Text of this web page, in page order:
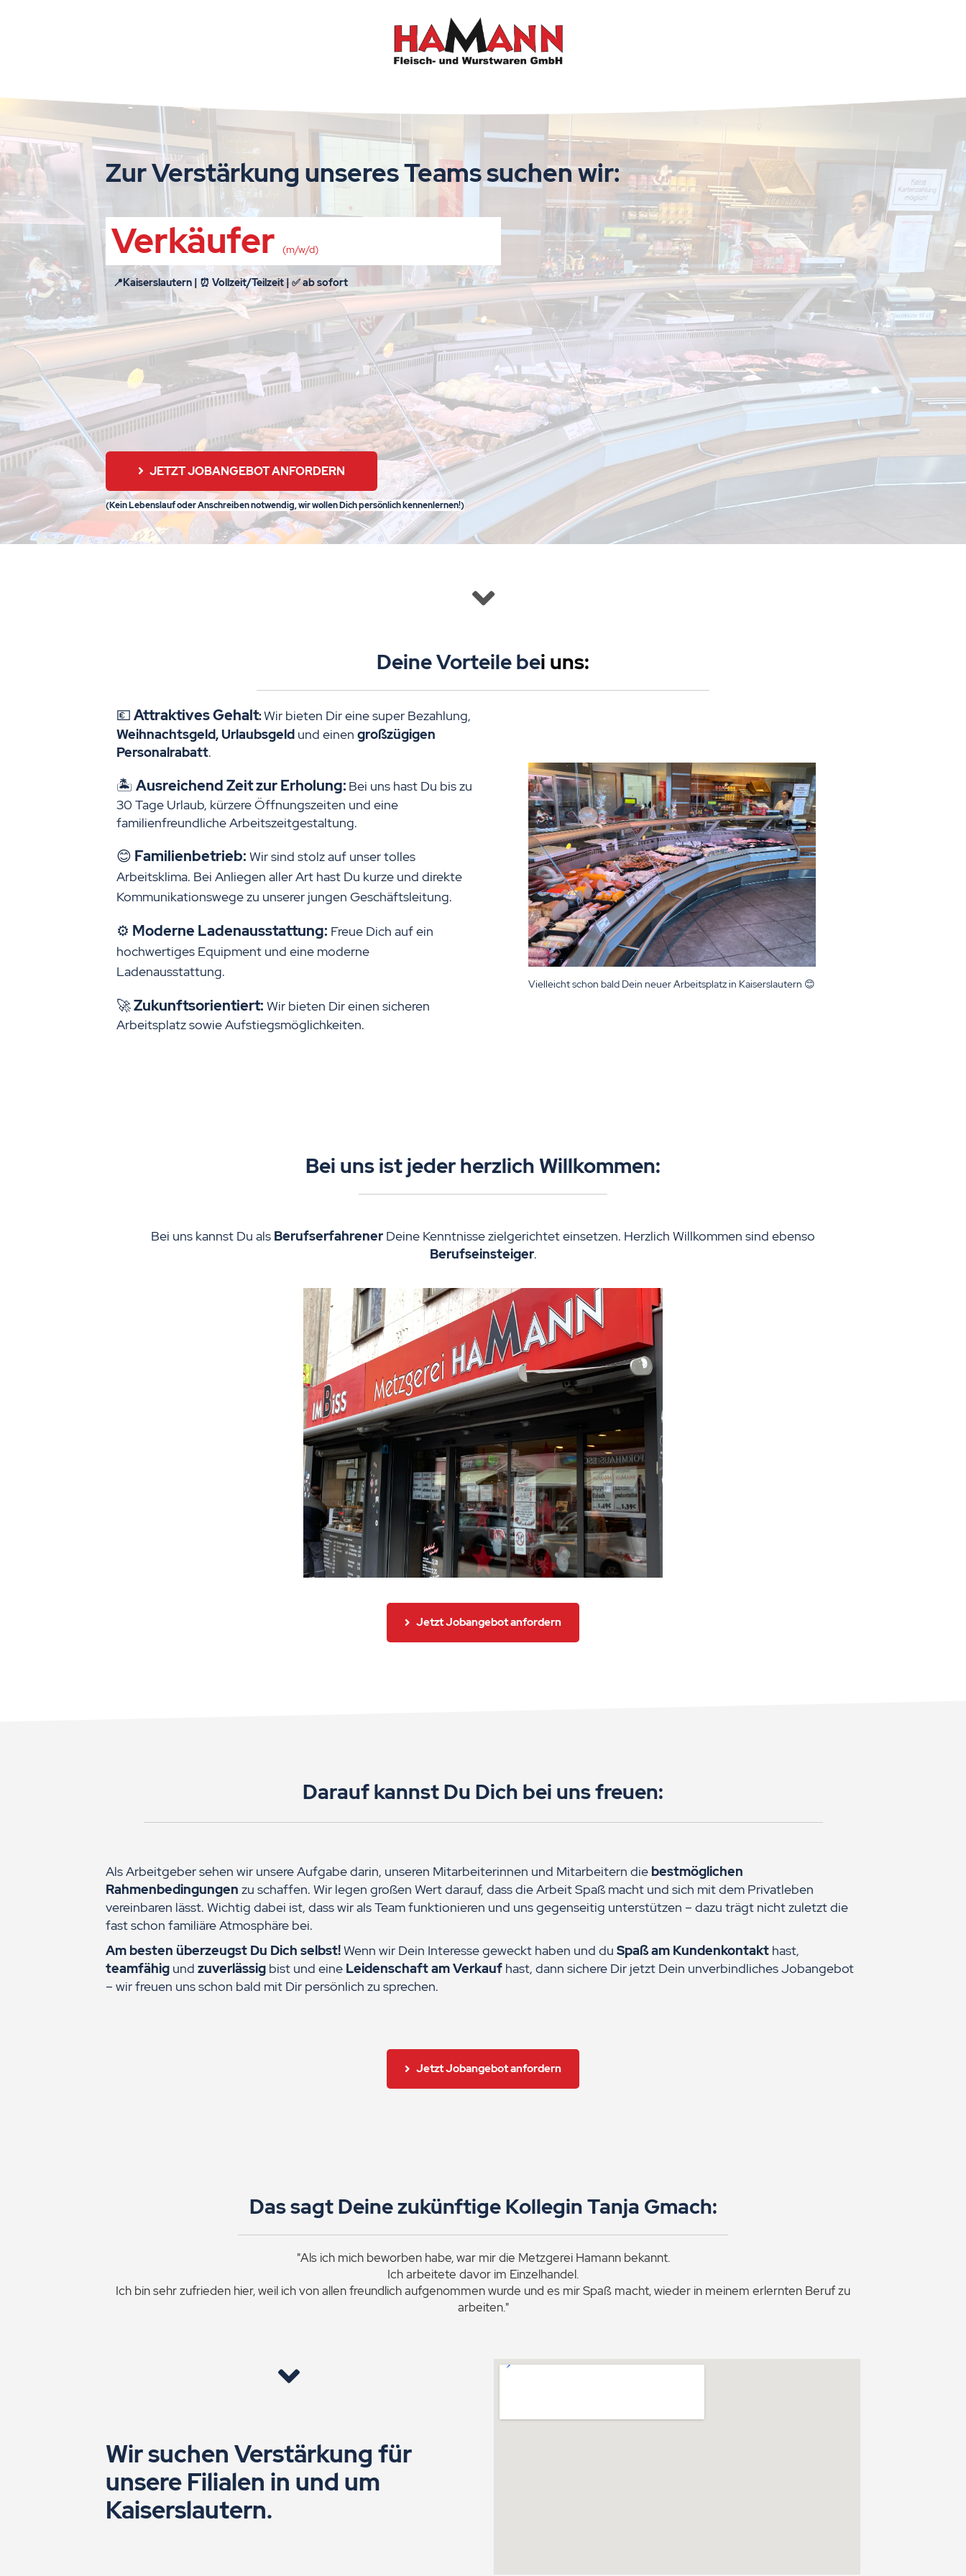
Zur Verstärkung unseres Teams suchen wir:
Verkäufer (m/w/d)
📍Kaiserslautern | ⏰ Vollzeit/Teilzeit | ✅ ab sofort
JETZT JOBANGEBOT ANFORDERN
(Kein Lebenslauf oder Anschreiben notwendig, wir wollen Dich persönlich kennenlernen!)
Deine Vorteile bei uns:
💶Attraktives Gehalt:Wir bieten Dir eine super Bezahlung,
Weihnachtsgeld, Urlaubsgeld und einen großzügigen
Personalrabatt.
🏝 Ausreichend Zeit zur Erholung: Bei uns hast Du bis zu
30 Tage Urlaub, kürzere Öffnungszeiten und eine
familienfreundliche Arbeitszeitgestaltung.
😊 Familienbetrieb: Wir sind stolz auf unser tolles
Arbeitsklima. Bei Anliegen aller Art hast Du kurze und direkte
Kommunikationswege zu unserer jungen Geschäftsleitung.
⚙️ Moderne Ladenausstattung: Freue Dich auf ein
hochwertiges Equipment und eine moderne
Ladenausstattung.
🚀Zukunftsorientiert: Wir bieten Dir einen sicheren
Arbeitsplatz sowie Aufstiegsmöglichkeiten.
Vielleicht schon bald Dein neuer Arbeitsplatz in Kaiserslautern 😊
Bei uns ist jeder herzlich Willkommen:
Bei uns kannst Du als Berufserfahrener Deine Kenntnisse zielgerichtet einsetzen. Herzlich Willkommen sind ebenso
Berufseinsteiger.
Jetzt Jobangebot anfordern
Darauf kannst Du Dich bei uns freuen:
Als Arbeitgeber sehen wir unsere Aufgabe darin, unseren Mitarbeiterinnen und Mitarbeitern die bestmöglichen
Rahmenbedingungen zu schaffen. Wir legen großen Wert darauf, dass die Arbeit Spaß macht und sich mit dem Privatleben
vereinbaren lässt. Wichtig dabei ist, dass wir als Team funktionieren und uns gegenseitig unterstützen – dazu trägt nicht zuletzt die
fast schon familiäre Atmosphäre bei.
Am besten überzeugst Du Dich selbst!Wenn wir Dein Interesse geweckt haben und du Spaß am Kundenkontakt hast,
teamfähig und zuverlässig bist und eine Leidenschaft am Verkauf hast, dann sichere Dir jetzt Dein unverbindliches Jobangebot
– wir freuen uns schon bald mit Dir persönlich zu sprechen.
Jetzt Jobangebot anfordern
Das sagt Deine zukünftige Kollegin Tanja Gmach:
"Als ich mich beworben habe, war mir die Metzgerei Hamann bekannt.
Ich arbeitete davor im Einzelhandel.
Ich bin sehr zufrieden hier, weil ich von allen freundlich aufgenommen wurde und es mir Spaß macht, wieder in meinem erlernten Beruf zu
arbeiten."
Wir suchen Verstärkung für
unsere Filialen in und um
Kaiserslautern.